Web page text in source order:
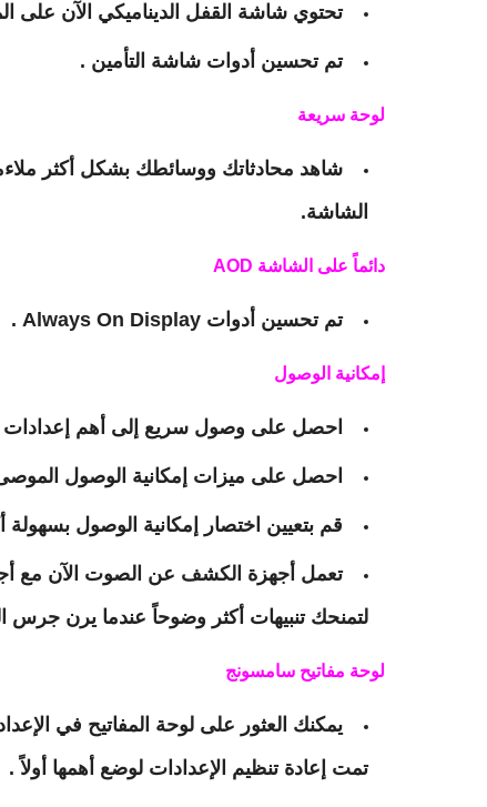
تحتوي شاشة القفل الديناميكي الآن على
تم تحسين أدوات شاشة التأمين .
لوحة سريعة
شاهد محادثاتك ووسائطك بشكل أكثر
الشاشة.
دائماً على الشاشة AOD
تم تحسين أدوات Always On Display .
إمكانية الوصول
احصل على وصول سريع إلى أهم إعدادات
احصل على ميزات إمكانية الوصول
قم بتعيين اختصار إمكانية الوصول بسهولة
لتمنحك تنبيهات أكثر وضوحاً عندما يرن جرس
لوحة مفاتيح سامسونج
يمكنك العثور على لوحة المفاتيح في
تمت إعادة تنظيم الإعدادات لوضع أهمها أولاً .